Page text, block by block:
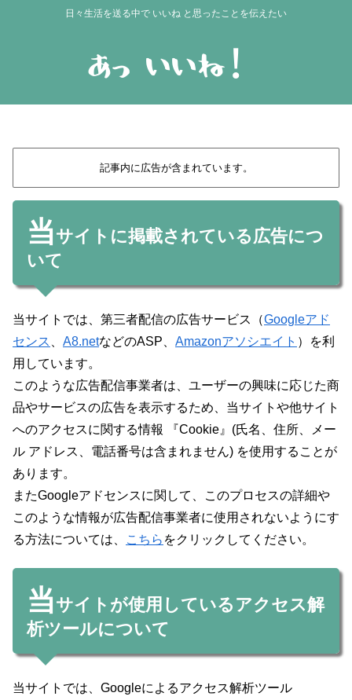
日々生活を送る中で いいね と思ったことを伝えたい
記事内に広告が含まれています。
当 サイトに掲載されている広告につ
いて
当サイトでは、第三者配信の広告サービス（Googleアド
センス
A8.netなどのASP、 Amazonアソシエイト ）を利
用しています。
このような広告配信事業者は、ユーザーの興味に応じた商
品やサービスの広告を表示するため、当サイトや他サイト
へのアクセスに関する情報 『Cookie』(氏名、住所、メー
ル アドレス、電話番号は含まれません) を使用することが
あります。
またGoogleアドセンスに関して、このプロセスの詳細や
このような情報が広告配信事業者に使用されないようにす
る方法については、
こちら をクリックしてください。
当 サイトが使用しているアクセス解
析ツールについて
当サイトでは、Googleによるアクセス解析ツール